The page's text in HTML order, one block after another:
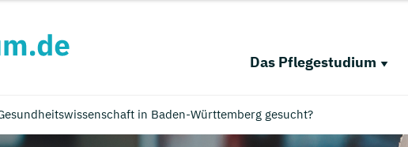
Das Pflegestudium
in Baden-Württemberg gesucht?